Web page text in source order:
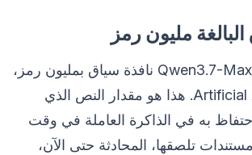
مليون رمز
يحمل Qwen3.7-Max-Preview نافذة سياق بمليون رمز،
وفقًا لـ Artificial Analysis. هذا هو مقدار النص الذي
به في الذاكرة العاملة في وقت
تلصقها، المحادثة حتى الآن،